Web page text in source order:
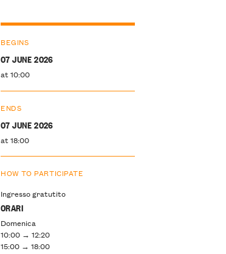
BEGINS
07 JUNE 2026
at 10:00
ENDS
07 JUNE 2026
at 18:00
HOW TO PARTICIPATE
Ingresso gratutito
ORARI
Domenica
10:00 → 12:20
15:00 → 18:00